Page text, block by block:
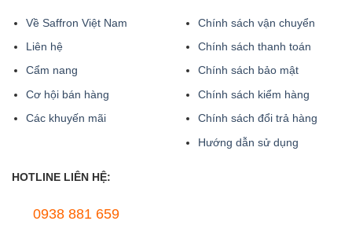
Về Saffron Việt Nam
Liên hệ
Cẩm nang
Cơ hội bán hàng
Các khuyến mãi
Chính sách vận chuyển
Chính sách thanh toán
Chính sách bảo mật
Chính sách kiểm hàng
Chính sách đổi trả hàng
Hướng dẫn sử dụng
HOTLINE LIÊN HỆ:
0938 881 659